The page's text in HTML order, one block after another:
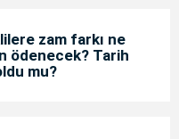
zam farkı ne
ödenecek? Tarih
mu?